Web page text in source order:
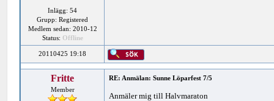
Inlägg: 54
Grupp: Registered
Medlem sedan: 2010-12
Status: Offline
20110425 19:18
Fritte
Member
RE: Anmälan: Sunne Löparfest 7/5
Anmäler mig till Halvmaraton